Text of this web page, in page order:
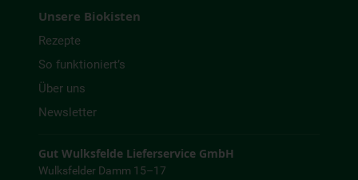
Unsere Biokisten
Rezepte
So funktioniert’s
Über uns
Newsletter
Gut Wulksfelde Lieferservice GmbH
Wulksfelder Damm 15–17